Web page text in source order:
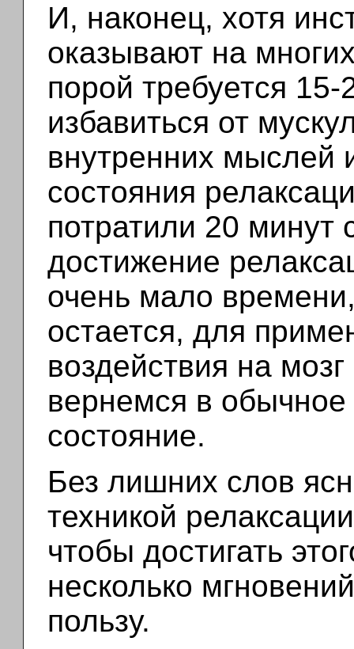
И, наконец, хотя
оказывают на
порой требуется
избавиться от
внутренних мыслей
состояния
потратили 20 минут
достижение
очень мало
остается, для
воздействия на
вернемся в
состояние.
Без лишних слов
техникой
чтобы достигать
несколько
пользу.